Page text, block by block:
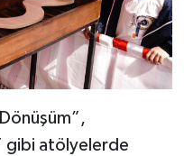
gibi atölyelerde